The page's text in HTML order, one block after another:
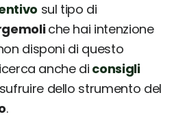
sul tipo di
che hai intenzione
disponi di questo
anche di consigli
dello strumento del
.